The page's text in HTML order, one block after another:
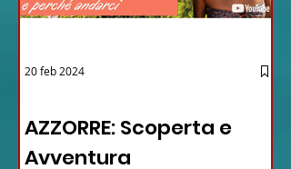
AZZORRE: Scoperta e
Avventura
20 feb 2024